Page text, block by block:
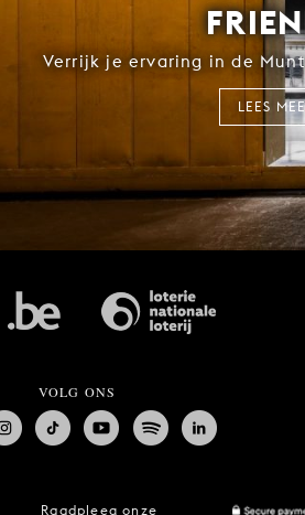
Verrijk je ervaring in de
LEES
VOLG ONS
Raadpleeg onze